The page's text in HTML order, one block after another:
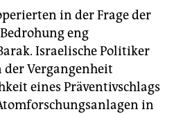
in der Frage der
eng
Israelische Politiker
Vergangenheit
eines Präventivschlags
in